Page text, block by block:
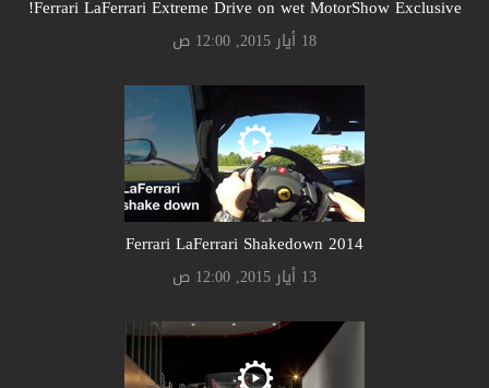
Ferrari LaFerrari Extreme Drive on wet MotorShow Exclusive!
18 أيار 2015, 12:00 ص
Ferrari LaFerrari Shakedown 2014
13 أيار 2015, 12:00 ص